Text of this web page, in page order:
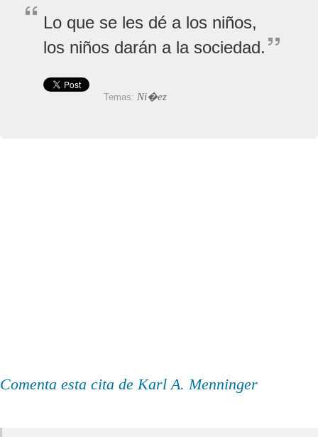
Lo que se les dé a los niños,
los niños darán a la sociedad.
Temas: Ni�ez
Comenta esta cita de Karl A. Menninger